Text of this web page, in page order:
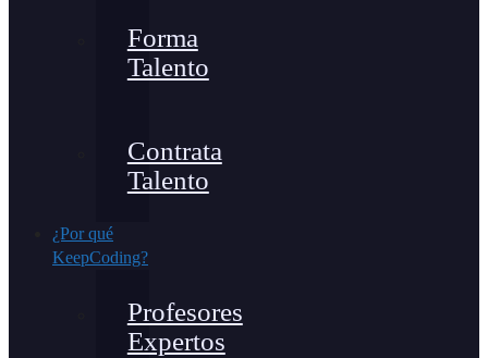
Forma
Talento
Contrata
Talento
¿Por qué
KeepCoding?
Profesores
Expertos